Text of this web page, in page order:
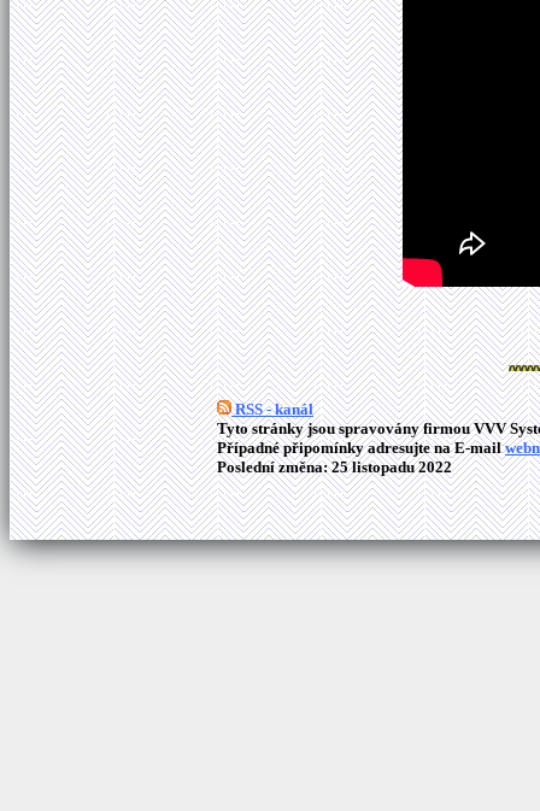
RSS - kanál
Tyto stránky jsou spravovány firmou VVV
Případné připomínky adresujte na E-mail
Poslední změna: 25 listopadu 2022